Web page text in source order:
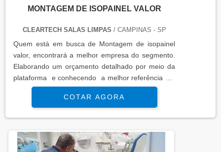
MONTAGEM DE ISOPAINEL VALOR
CLEARTECH SALAS LIMPAS / CAMPINAS - SP
Quem está em busca de Montagem de isopainel
valor, encontrará a melhor empresa do segmento.
Elaborando um orçamento detalhado por meio da
plataforma e conhecendo a melhor referência em
qualidade do mercado.MAIS INFORMAÇÕES
INTERESSANTES SOBRE MONTAGEM DE
ISOPAINEL VALORSe alguém busca por
na internet a Cleartech Salas Limpas. A empresa
trabalha com escada vazada de concreto e
COTAR AGORA